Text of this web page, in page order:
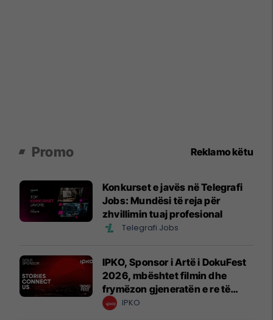
Promo Reklamo këtu
Konkurset e javës në Telegrafi
Jobs: Mundësi të reja për
zhvillimin tuaj profesional
Telegrafi Jobs
IPKO, Sponsor i Artë i DokuFest
2026, mbështet filmin dhe
frymëzon gjeneratën e re të
krijuesve
IPKO